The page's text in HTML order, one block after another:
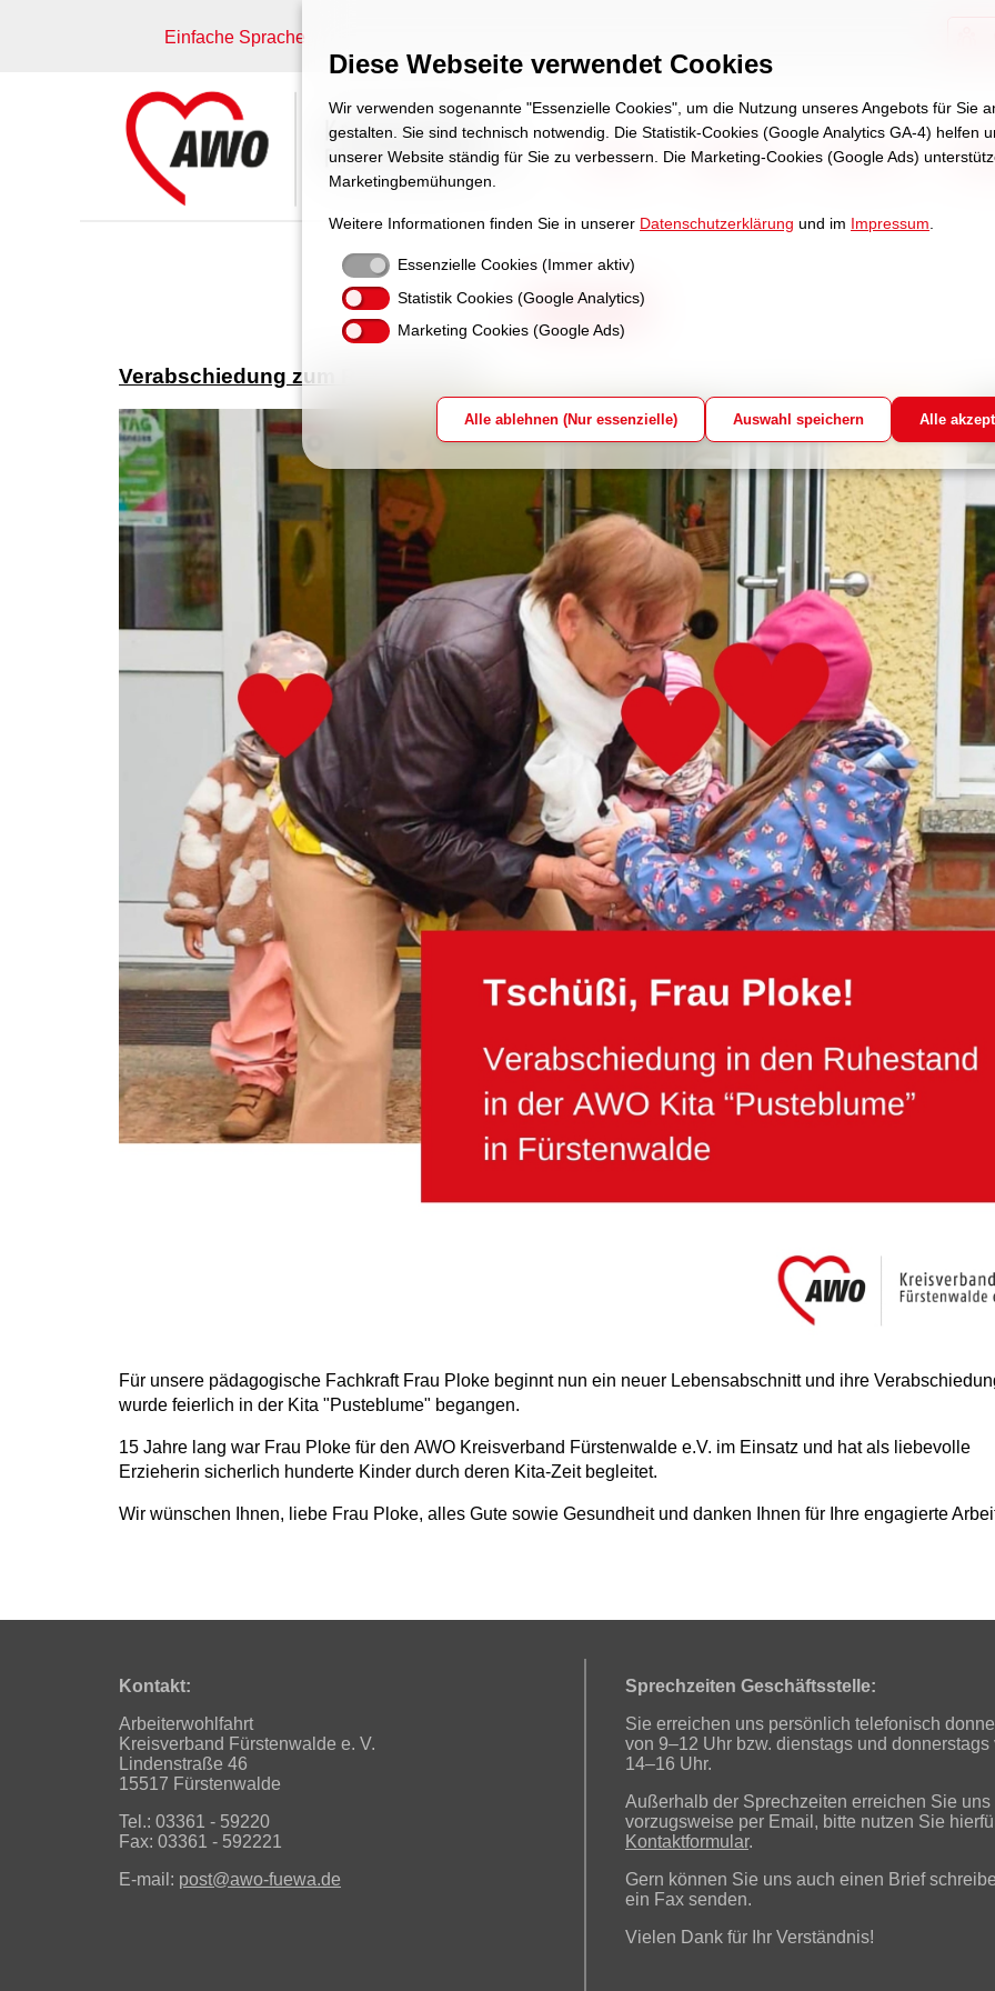
Einfache Sprache
Aktuell Angebote Über uns
Aktuell
geschrieben von Schulze am Di, den 20. Mai 25
Verabschiedung zum Renteneintritt
Für unsere pädagogische Fachkraft Frau Ploke beginnt nun ein neuer Lebensabschnitt und ihre
wurde feierlich in der Kita "Pusteblume" begangen.
15 Jahre lang war Frau Ploke für den AWO Kreisverband Fürstenwalde e.V. im Einsatz und hat als liebevolle
Erzieherin sicherlich hunderte Kinder durch deren Kita-Zeit begleitet.
Wir wünschen Ihnen, liebe Frau Ploke, alles Gute sowie Gesundheit und danken Ihnen für Ihre engagierte
Kontakt:
Arbeiterwohlfahrt
Kreisverband Fürstenwalde e. V.
Lindenstraße 46
15517 Fürstenwalde
Tel.: 03361 - 59220
Fax: 03361 - 592221
E-mail: post@awo-fuewa.de
Sprechzeiten Geschäftsstelle:
Sie erreichen uns persönlich telefonisch
von 9–12 Uhr bzw. dienstags und donnerstags
14–16 Uhr.
Außerhalb der Sprechzeiten erreichen Sie uns
vorzugsweise per Email, bitte nutzen Sie
Kontaktformular.
Gern können Sie uns auch einen Brief
ein Fax senden.
Vielen Dank für Ihr Verständnis!
Diese Webseite verwendet Cookies
Wir verwenden sogenannte "Essenzielle Cookies", um die Nutzung unseres Angebots für Sie
gestalten. Sie sind technisch notwendig. Die Statistik-Cookies (Google Analytics GA-4) helfen
unserer Website ständig für Sie zu verbessern. Die Marketing-Cookies (Google Ads)
Marketingbemühungen.
Weitere Informationen finden Sie in unserer Datenschutzerklärung und im Impressum
Essenzielle Cookies (Immer aktiv)
Statistik Cookies (Google Analytics)
Marketing Cookies (Google Ads)
Alle ablehnen (Nur essenzielle) Auswahl speichern Alle